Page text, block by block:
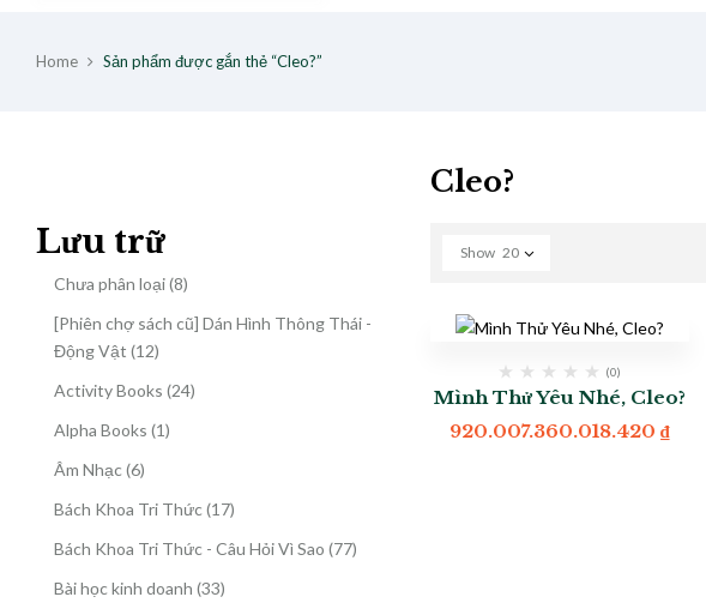
Home Sản phẩm được gắn thẻ “Cleo?”
Lưu trữ
Chưa phân loại 88
phẩm
[Phiên chợ sách cũ] Dán Hình Thông Thái -
Động Vật 1212
phẩm
Activity Books 2424
Alpha Books 11
Âm Nhạc 66
Bách Khoa Tri Thức 1717
Bách Khoa Tri Thức - Câu Hỏi Vì Sao 7777
Bài học kinh doanh 3333
Cleo?
Show 20
(0)
Mình Thử Yêu Nhé, Cleo?
920.007.360.018.420 ₫